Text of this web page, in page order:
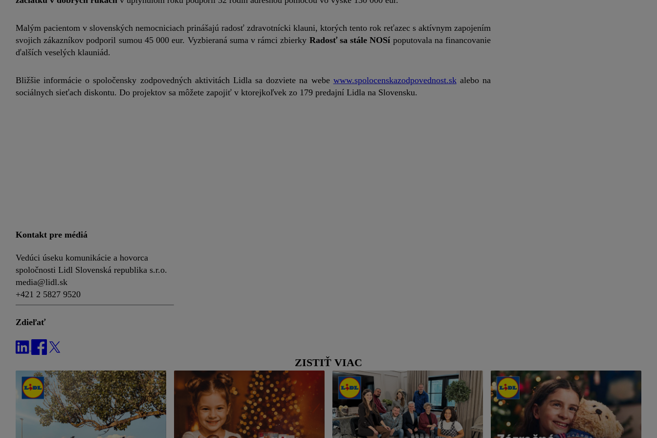
Malým pacientom v slovenských nemocniciach prinášajú radosť zdravotnícki klauni, ktorých tento rok reťazec s aktívnym zapojením
svojich zákazníkov podporil sumou 45 000 eur. Vyzbieraná suma v rámci zbierky Radosť sa stále NOSí poputovala na financovanie
ďalších veselých klauniád.
Bližšie informácie o spoločensky zodpovedných aktivitách Lidla sa dozviete na webe www.spolocenskazodpovednost.skalebo na
sociálnych sieťach diskontu. Do projektov sa môžete zapojiť v ktorejkoľvek zo 179 predajní Lidla na Slovensku.
Kontakt pre médiá
Vedúci úseku komunikácie a hovorca
spoločnosti Lidl Slovenská republika s.r.o.
media@lidl.sk
+421 2 5827 9520
Zdieľať
ZISTIŤ VIAC